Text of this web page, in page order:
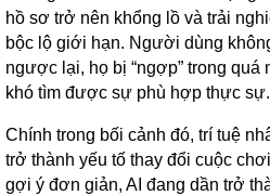
hồ sơ trở nên khổng lồ và trải
bộc lộ giới hạn. Người dùng
ngược lại, họ bị “ngợp” trong
khó tìm được sự phù hợp thực sự.
Chính trong bối cảnh đó, trí tuệ
trở thành yếu tố thay đổi cuộc
gợi ý đơn giản, AI đang dần trở